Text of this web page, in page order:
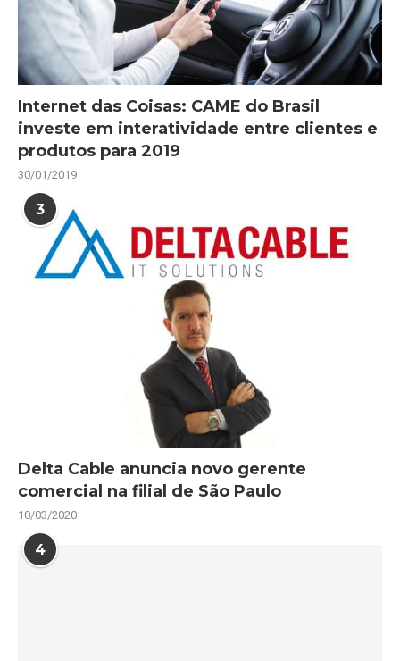
Internet das Coisas: CAME do Brasil
investe em interatividade entre clientes e
produtos para 2019
30/01/2019
3
Delta Cable anuncia novo gerente
comercial na filial de São Paulo
10/03/2020
4